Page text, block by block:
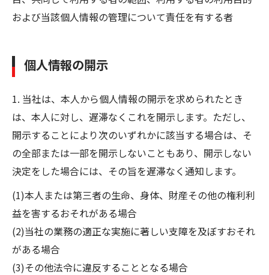
および当該個人情報の管理について責任を有する者
個人情報の開示
1. 当社は、本人から個人情報の開示を求められたとき
は、本人に対し、遅滞なくこれを開示します。ただし、
開示することにより次のいずれかに該当する場合は、そ
の全部または一部を開示しないこともあり、開示しない
決定をした場合には、その旨を遅滞なく通知します。
(1)本人または第三者の生命、身体、財産その他の権利利
益を害するおそれがある場合
(2)当社の業務の適正な実施に著しい支障を及ぼすおそれ
がある場合
(3)その他法令に違反することとなる場合